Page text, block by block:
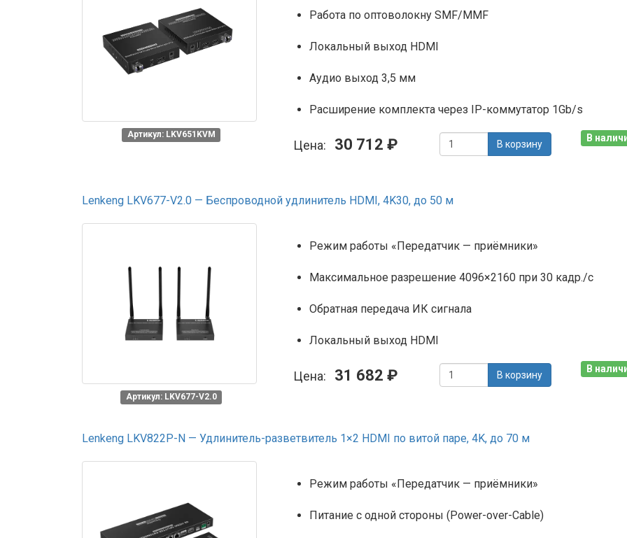
Артикул: LKV651KVM
Работа по оптоволокну SMF/MMF
Локальный выход HDMI
Аудио выход 3,5 мм
Расширение комплекта через IP-коммутатор 1Gb/s
Цена: 30 712 ₽ В корзину
В
Lenkeng LKV677-V2.0 — Беспроводной удлинитель HDMI, 4K30, до 50 м
Артикул: LKV677-V2.0
Режим работы «Передатчик — приёмники»
Максимальное разрешение 4096×2160 при 30 кадр./с
Обратная передача ИК сигнала
Локальный выход HDMI
Цена: 31 682 ₽ В корзину
В
Lenkeng LKV822P-N — Удлинитель-разветвитель 1×2 HDMI по витой паре, 4K, до 70 м
Режим работы «Передатчик — приёмники»
Питание с одной стороны (Power-over-Cable)